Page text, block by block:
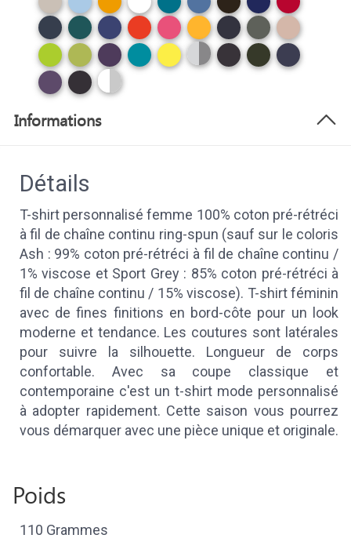
Informations
Détails
T-shirt personnalisé femme 100% coton pré-rétréci
à fil de chaîne continu ring-spun (sauf sur le coloris
Ash : 99% coton pré-rétréci à fil de chaîne continu /
1% viscose et Sport Grey : 85% coton pré-rétréci à
fil de chaîne continu / 15% viscose). T-shirt féminin
avec de fines finitions en bord-côte pour un look
moderne et tendance. Les coutures sont latérales
pour suivre la silhouette. Longueur de corps
confortable. Avec sa coupe classique et
contemporaine c'est un t-shirt mode personnalisé
à adopter rapidement. Cette saison vous pourrez
vous démarquer avec une pièce unique et originale.
Poids
110 Grammes